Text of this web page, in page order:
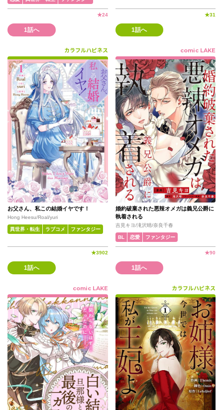
★24
1話へ
★31
1話へ
カラフルハピネス
お父さん、私この結婚イヤです！
Hong Heesu/Roal/yuri
異世界・転生 ラブコメ ファンタジー
★3902
1話へ
comic LAKE
婚約破棄された悪辣オメガは義兄公爵に
執着される
吉見キヨ/滝沢晴/奈良千春
BL 恋愛 ファンタジー
★90
1話へ
comic LAKE カラフルハピネス